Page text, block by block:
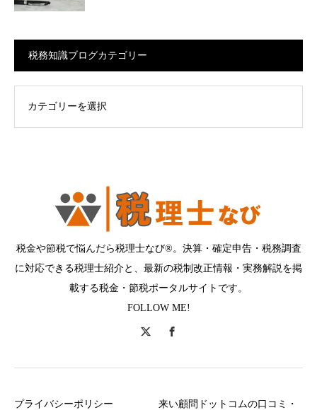
税務知識ブログカテゴリー
税金や節税で悩んだら税理士なび®。決算・確定申告・税務調査
に対応できる税理士紹介と、最新の税制改正情報・実務解説を掲
載する税金・節税ポータルサイトです。
FOLLOW ME!
プライバシーポリシー
来い顧問ドットコムの口コミ・